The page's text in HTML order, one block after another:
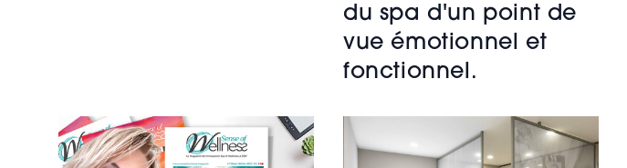
du spa d'un point de
vue émotionnel et
fonctionnel.